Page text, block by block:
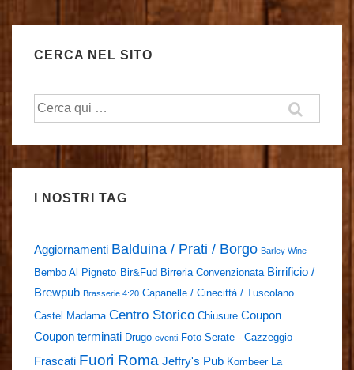
CERCA NEL SITO
Cerca:
I NOSTRI TAG
Aggiornamenti Balduina / Prati / Borgo Barley Wine
Bembo Al Pigneto Bir&Fud Birreria Convenzionata Birrificio /
Brewpub Brasserie 4:20 Capanelle / Cinecittà / Tuscolano
Castel Madama Centro Storico Chiusure Coupon
Coupon terminati Drugo eventi Foto Serate - Cazzeggio
Frascati Fuori Roma Jeffry's Pub Kombeer La